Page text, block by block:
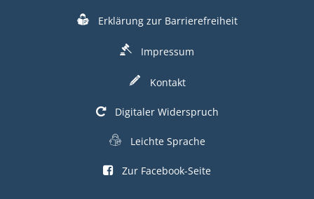
Erklärung zur Barrierefreiheit
Impressum
Kontakt
Digitaler Widerspruch
Leichte Sprache
Zur Facebook-Seite